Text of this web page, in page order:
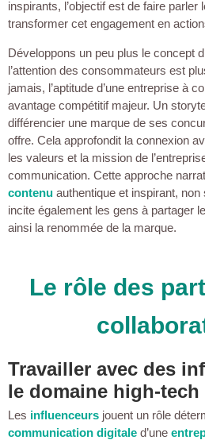
inspirants, l’objectif est de faire parler
transformer cet engagement en
Développons un peu plus le concept
l’attention des consommateurs est
jamais, l’aptitude d’une entreprise à
avantage compétitif majeur. Un
différencier une marque de ses
offre. Cela approfondit la connexion
les valeurs et la mission de
communication. Cette approche
contenu authentique et inspirant,
incite également les gens à partager
ainsi la renommée de la marque.
Le rôle des
Travailler avec des
le domaine high-tech
Les influenceurs jouent un rôle
communication digitale d’une